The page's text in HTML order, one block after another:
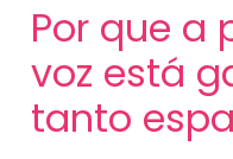
Por que a
voz está
tanto